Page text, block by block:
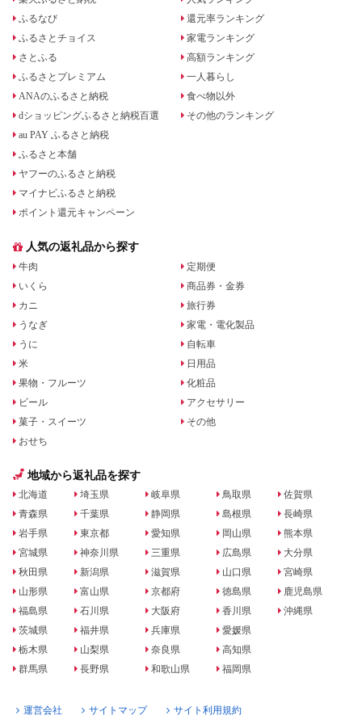
ふるなび
ふるさとチョイス
さとふる
ふるさとプレミアム
ANAのふるさと納税
dショッピングふるさと納税百選
au PAY ふるさと納税
ふるさと本舗
ヤフーのふるさと納税
マイナビふるさと納税
ポイント還元キャンペーン
還元率ランキング
家電ランキング
高額ランキング
一人暮らし
食べ物以外
その他のランキング
人気の返礼品から探す
牛肉
いくら
カニ
うなぎ
うに
米
果物・フルーツ
ビール
菓子・スイーツ
おせち
定期便
商品券・金券
旅行券
家電・電化製品
自転車
日用品
化粧品
アクセサリー
その他
地域から返礼品を探す
北海道
青森県
岩手県
宮城県
秋田県
山形県
福島県
茨城県
栃木県
群馬県
埼玉県
千葉県
東京都
神奈川県
新潟県
富山県
石川県
福井県
山梨県
長野県
岐阜県
静岡県
愛知県
三重県
滋賀県
京都府
大阪府
兵庫県
奈良県
和歌山県
鳥取県
島根県
岡山県
広島県
山口県
徳島県
香川県
愛媛県
高知県
福岡県
佐賀県
長崎県
熊本県
大分県
宮崎県
鹿児島県
沖縄県
運営会社 サイトマップ サイト利用規約